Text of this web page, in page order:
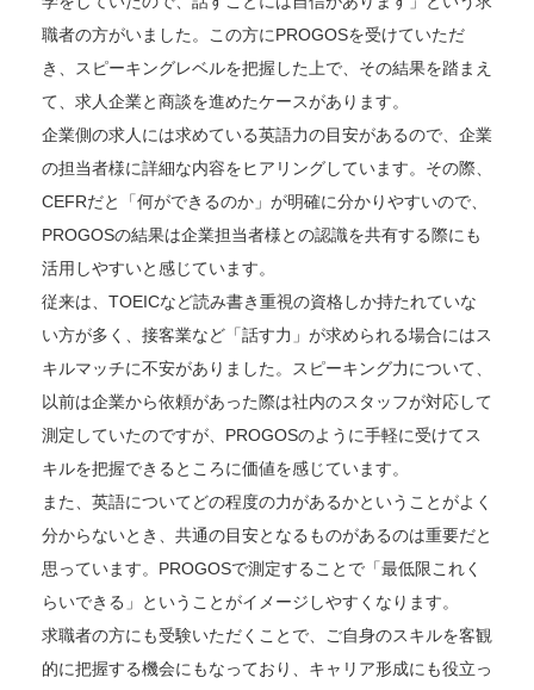
職者の方がいました。この方にPROGOSを受けていただ
き、スピーキングレベルを把握した上で、その結果を踏まえ
て、求人企業と商談を進めたケースがあります。
企業側の求人には求めている英語力の目安があるので、企業
の担当者様に詳細な内容をヒアリングしています。その際、
CEFRだと「何ができるのか」が明確に分かりやすいので、
PROGOSの結果は企業担当者様との認識を共有する際にも
活用しやすいと感じています。
従来は、TOEICなど読み書き重視の資格しか持たれていな
い方が多く、接客業など「話す力」が求められる場合にはス
キルマッチに不安がありました。スピーキング力について、
以前は企業から依頼があった際は社内のスタッフが対応して
測定していたのですが、PROGOSのように手軽に受けてス
キルを把握できるところに価値を感じています。
また、英語についてどの程度の力があるかということがよく
分からないとき、共通の目安となるものがあるのは重要だと
思っています。PROGOSで測定することで「最低限これく
らいできる」ということがイメージしやすくなります。
求職者の方にも受験いただくことで、ご自身のスキルを客観
的に把握する機会にもなっており、キャリア形成にも役立っ